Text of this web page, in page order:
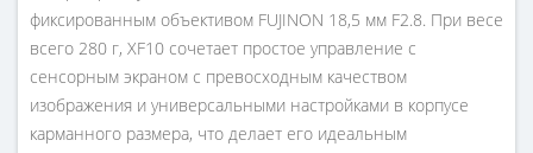
фиксированным объективом FUJINON 18,5 мм F2.8. При весе
всего 280 г, XF10 сочетает простое управление с
сенсорным экраном с превосходным качеством
изображения и универсальными настройками в корпусе
карманного размера, что делает его идеальным